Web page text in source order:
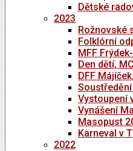
Dětské
2023
Rožnovské
Folklórní
MFF
Den dětí,
DFF
Vystoupení
Vynášení
Masopust
Karneval v
2022